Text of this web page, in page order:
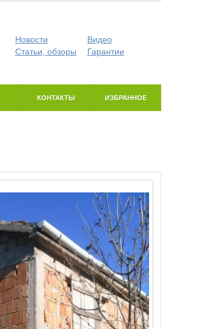
Новости
Видео
Статьи, обзоры Гарантии
КОНТАКТЫ ИЗБРАННОЕ